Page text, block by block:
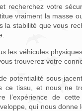
recherchez votre
vraiment la masse
la stabilité que vous
les véhicules
trouverez votre
potentialité sous-
ce tissu, et nous ne
l’expérience de
qui nous donne